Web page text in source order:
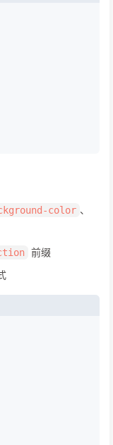
color 、
前缀